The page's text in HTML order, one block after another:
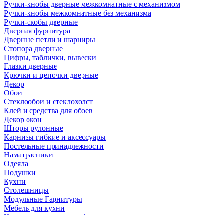
Ручки-кнобы дверные межкомнатные с механизмом
Ручки-кнобы межкомнатные без механизма
Ручки-скобы дверные
Дверная фурнитура
Дверные петли и шарниры
Стопора дверные
Цифры, таблички, вывески
Глазки дверные
Крючки и цепочки дверные
Декор
Обои
Стеклообои и стеклохолст
Клей и средства для обоев
Декор окон
Шторы рулонные
Карнизы гибкие и аксессуары
Постельные принадлежности
Наматрасники
Одеяла
Подушки
Кухни
Столешницы
Модульные Гарнитуры
Мебель для кухни